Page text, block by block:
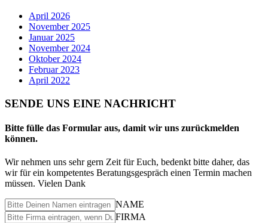
April 2026
November 2025
Januar 2025
November 2024
Oktober 2024
Februar 2023
April 2022
SENDE UNS EINE NACHRICHT
Bitte fülle das Formular aus, damit wir uns zurückmelden
können.
Wir nehmen uns sehr gern Zeit für Euch, bedenkt bitte daher, das
wir für ein kompetentes Beratungsgespräch einen Termin machen
müssen. Vielen Dank
NAME
FIRMA